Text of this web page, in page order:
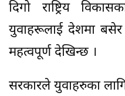
दिगो राष्ट्रिय
युवाहरूलाई देशमा बसेर
महत्वपूर्ण देखिन्छ ।
सरकारले युवाहरुका